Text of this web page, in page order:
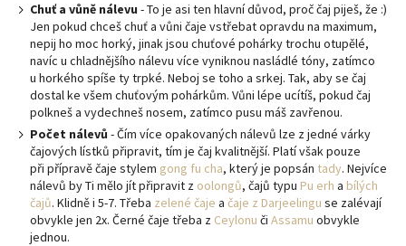
Chuť a vůně nálevu - To je asi ten hlavní důvod, proč čaj piješ, že :)
Jen pokud chceš chuť a vůni čaje vstřebat opravdu na maximum,
nepij ho moc horký, jinak jsou chuťové pohárky trochu otupělé,
navíc u chladnějšího nálevu více vyniknou nasládlé tóny, zatímco
u horkého spíše ty trpké. Neboj se toho a srkej. Tak, aby se čaj
dostal ke všem chuťovým pohárkům. Vůni lépe ucítíš, pokud čaj
polkneš a vydechneš nosem, zatímco pusu máš zavřenou.
Počet nálevů - Čím více opakovaných nálevů lze z jedné várky
čajových lístků připravit, tím je čaj kvalitnější. Platí však pouze
při přípravě čaje stylem gong fu cha, který je popsán tady. Nejvíce
nálevů by Ti mělo jít připravit z oolongů, čajů typu Pu erh a bílých
čajů. Klidně i 5-7. Třeba zelené čaje ačaje z Darjeelingu se zalévají
obvykle jen 2x. Černé čaje třeba z Ceylonu čiAssamu obvykle
jednou.